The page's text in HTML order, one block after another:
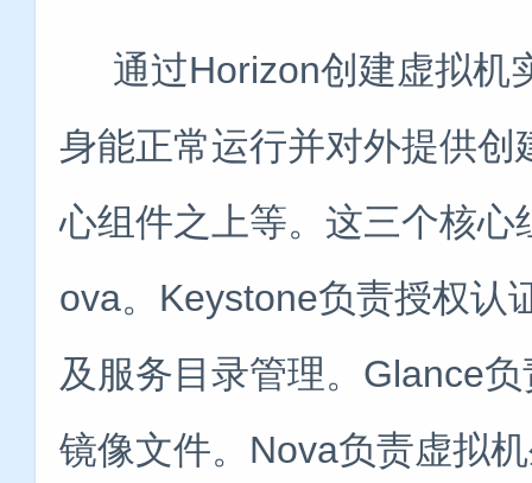
通过Horizon创建虚拟机
身能正常运行并对外提供
心组件之上等。这三个核
ova。Keystone负责授权认
及服务目录管理。Glance
镜像文件。Nova负责虚拟